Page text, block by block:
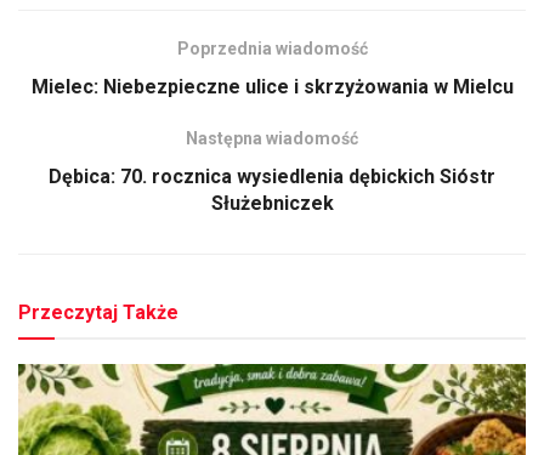
Poprzednia wiadomość
Mielec: Niebezpieczne ulice i skrzyżowania w Mielcu
Następna wiadomość
Dębica: 70. rocznica wysiedlenia dębickich Sióstr
Służebniczek
Przeczytaj Także